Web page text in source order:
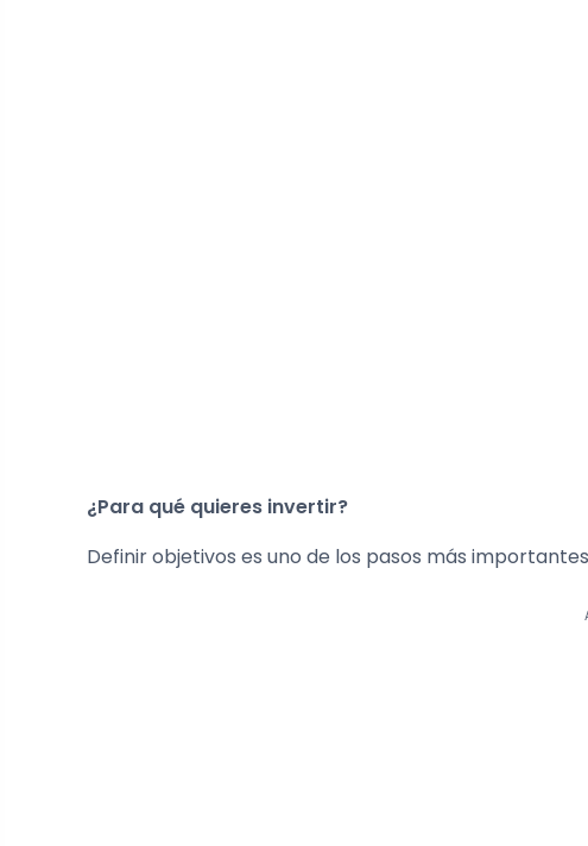
¿Para qué quieres invertir?
Definir objetivos es uno de los pasos más